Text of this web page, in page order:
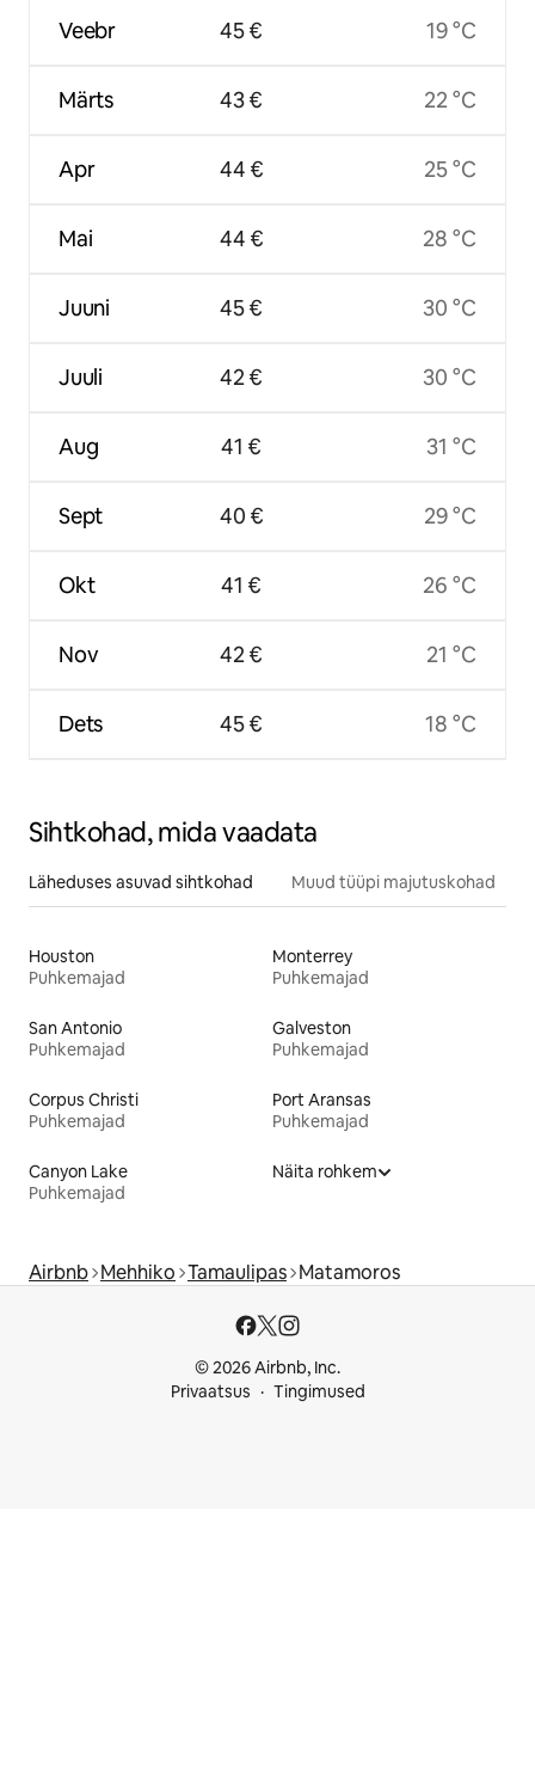
Veebr
Märts
Apr
Mai
Juuni
Juuli
Aug
Sept
Okt
Nov
Dets
45 €
43 €
44 €
44 €
45 €
42 €
41 €
40 €
41 €
42 €
45 €
19 °C
22 °C
25 °C
28 °C
30 °C
30 °C
31 °C
29 °C
26 °C
21 °C
18 °C
Sihtkohad, mida vaadata
Läheduses asuvad sihtkohad Muud tüüpi majutuskohad
Houston
Puhkemajad
Monterrey
Puhkemajad
San Antonio
Puhkemajad
Galveston
Puhkemajad
Corpus Christi
Puhkemajad
Port Aransas
Puhkemajad
Canyon Lake
Puhkemajad
Näita rohkem
Airbnb Mehhiko Tamaulipas Matamoros
© 2026 Airbnb, Inc.
Privaatsus
Tingimused